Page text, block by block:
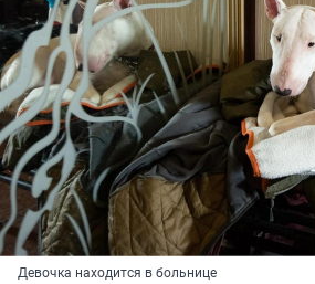
Девочка находится в больнице